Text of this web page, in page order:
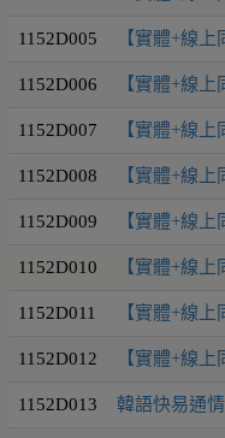
1152D005 【實體+線
1152D006 【實體+線
1152D007 【實體+線
1152D008 【實體+線
1152D009 【實體+線
1152D010 【實體+線
1152D011 【實體+線
1152D012 【實體+線
1152D013 韓語快易通